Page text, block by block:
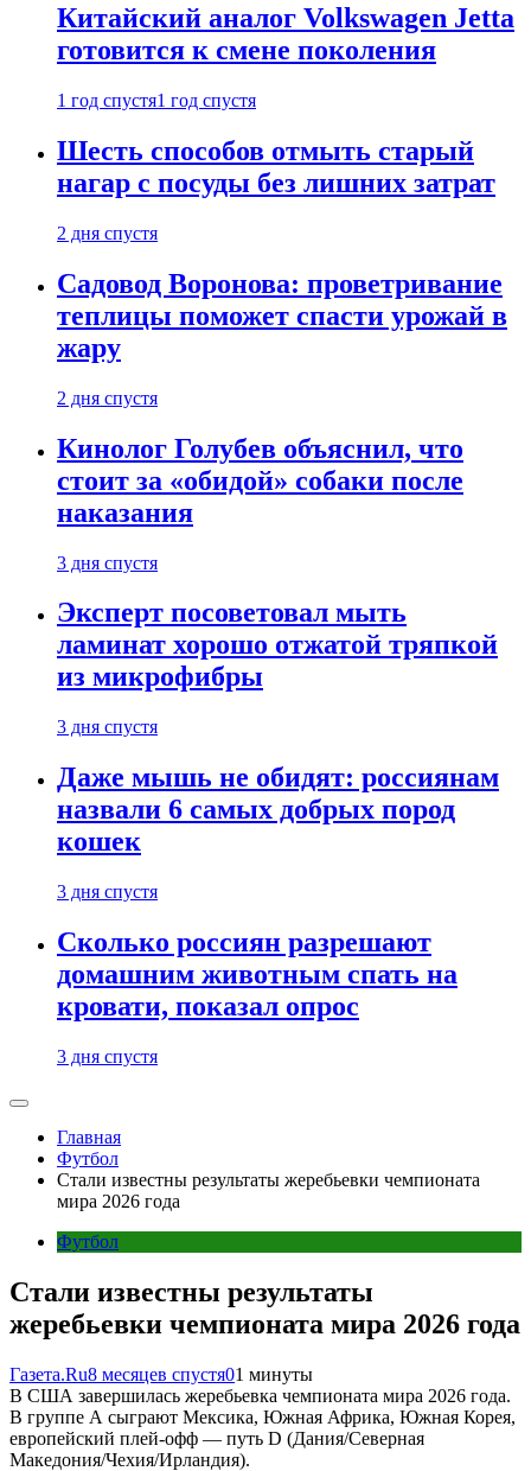
Китайский аналог Volkswagen Jetta
готовится к смене поколения
1 год спустя1 год спустя
Шесть способов отмыть старый
нагар с посуды без лишних затрат
2 дня спустя
Садовод Воронова: проветривание
теплицы поможет спасти урожай в
жару
2 дня спустя
Кинолог Голубев объяснил, что
стоит за «обидой» собаки после
наказания
3 дня спустя
Эксперт посоветовал мыть
ламинат хорошо отжатой тряпкой
из микрофибры
3 дня спустя
Даже мышь не обидят: россиянам
назвали 6 самых добрых пород
кошек
3 дня спустя
Сколько россиян разрешают
домашним животным спать на
кровати, показал опрос
3 дня спустя
Главная
Футбол
Стали известны результаты жеребьевки чемпионата
мира 2026 года
Футбол
Стали известны результаты
жеребьевки чемпионата мира 2026 года
Газета.Ru8 месяцев спустя01 минуты
В США завершилась жеребьевка чемпионата мира 2026 года.
В группе А сыграют Мексика, Южная Африка, Южная Корея,
европейский плей-офф — путь D (Дания/Северная
Македония/Чехия/Ирландия).